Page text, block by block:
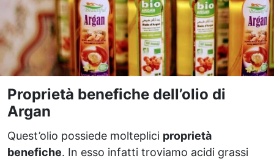
Proprietà benefiche dell’olio di
Argan
Quest’olio possiede molteplici proprietà
benefiche. In esso infatti troviamo acidi grassi